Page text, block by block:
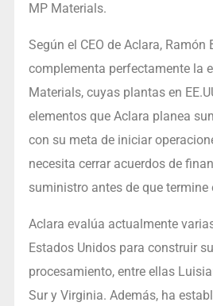
MP Materials.
Según el CEO de Aclara, Ramón
complementa perfectamente la
Materials, cuyas plantas en
elementos que Aclara planea
con su meta de iniciar
necesita cerrar acuerdos de
suministro antes de que termine
Aclara evalúa actualmente
Estados Unidos para construir
procesamiento, entre ellas
Sur y Virginia. Además, ha